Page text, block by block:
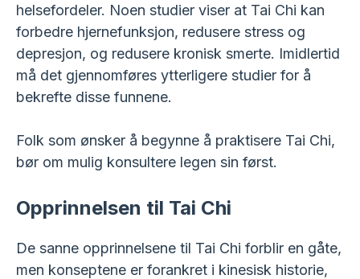
helsefordeler. Noen studier viser at Tai Chi kan
forbedre hjernefunksjon, redusere stress og
depresjon, og redusere kronisk smerte. Imidlertid
må det gjennomføres ytterligere studier for å
bekrefte disse funnene.
Folk som ønsker å begynne å praktisere Tai Chi,
bør om mulig konsultere legen sin først.
Opprinnelsen til Tai Chi
De sanne opprinnelsene til Tai Chi forblir en gåte,
men konseptene er forankret i kinesisk historie,